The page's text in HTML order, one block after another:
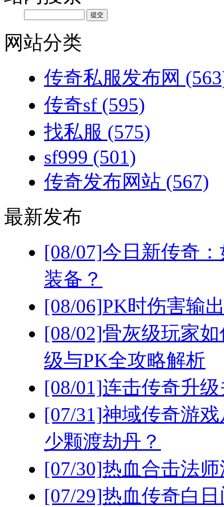
网站分类
传奇私服发布网
传奇sf (595)
找私服 (575)
sf999 (501)
传奇发布网站 (567)
最新发布
[08/07]今日新传奇
装备？
[08/06]PK时伤害输
[08/02]骨灰级玩家
级与PK全攻略解析
[08/01]连击传奇升
[07/31]神域传奇游
少颗渡劫丹？
[07/30]热血合击法
[07/29]热血传奇白